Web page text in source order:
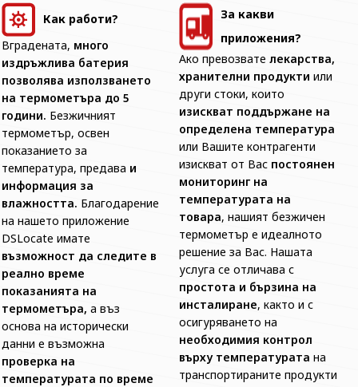
Как работи?
Вградената, много
издръжлива батерия
позволява използването
на термометъра до 5
години. Безжичният
термометър, освен
показанието за
температура, предава и
информация за
влажността. Благодарение
на нашето приложение
DSLocate имате
възможност да следите в
реално време
показанията на
термометъра, а въз
основа на исторически
данни е възможна
проверка на
температурата по време
За какви
приложения?
Ако превозвате лекарства,
хранителни продукти или
други стоки, които
изискват поддържане на
определена температура
или Вашите контрагенти
изискват от Вас постоянен
мониторинг на
температурата на
товара, нашият безжичен
термометър е идеалното
решение за Вас. Нашата
услуга се отличава с
простота и бързина на
инсталиране, както и с
осигуряването на
необходимия контрол
върху температурата на
транспортираните продукти